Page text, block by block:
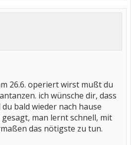
26.6. operiert wirst mußt du
ich wünsche dir, dass
bald wieder nach hause
man lernt schnell, mit
das nötigste zu tun.